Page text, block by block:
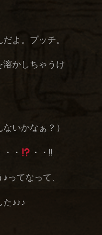
よ。プッチ。
溶かしちゃうけ
いかなぁ？）
・ ・・!!
ってなって、
た♪♪♪